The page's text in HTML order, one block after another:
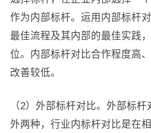
作为内部标杆。运用内部标杆
最佳流程及其内部的最佳实践
位。内部标杆对比合作程度高
改善较低。
（2）外部标杆对比。外部标
外两种，行业内标杆对比是在